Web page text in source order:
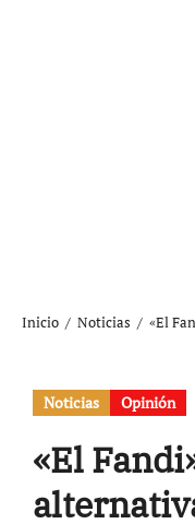
Inicio Noticias «El
Noticias Opinión
«El